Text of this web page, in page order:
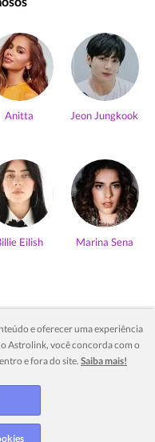
Anitta Jeon Jungkook
Eilish Marina Sena
e oferecer uma experiência
Astrolink, você concorda com o
e fora do site.Saiba mais!